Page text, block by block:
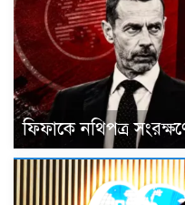
ফিফাকে নথিপত্র